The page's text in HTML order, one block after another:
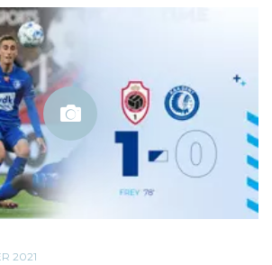
2021